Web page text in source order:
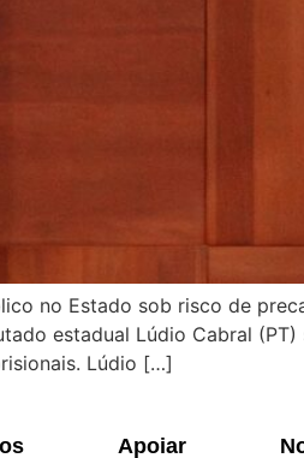
no Estado sob risco de
estadual Lúdio Cabral
Lúdio […]
Apoiar